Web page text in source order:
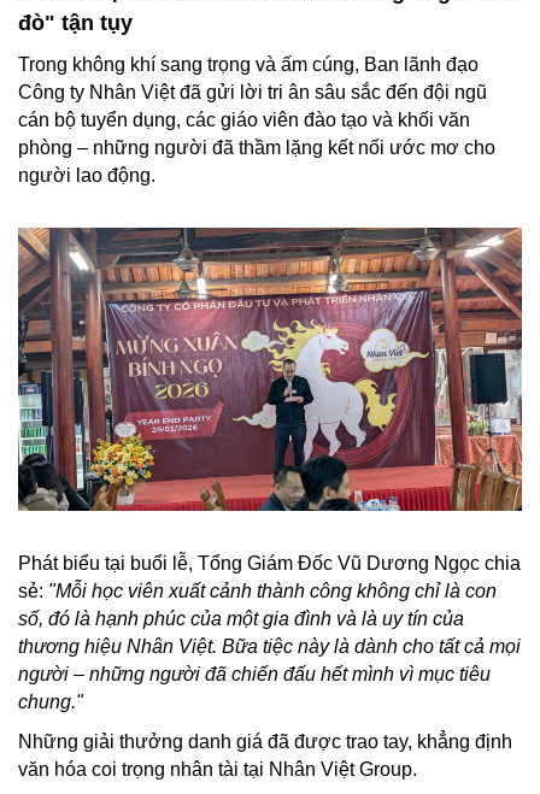
đò" tận tụy
Trong không khí sang trọng và ấm cúng, Ban lãnh đạo
Công ty Nhân Việt đã gửi lời tri ân sâu sắc đến đội ngũ
cán bộ tuyển dụng, các giáo viên đào tạo và khối văn
phòng – những người đã thầm lặng kết nối ước mơ cho
người lao động.
Phát biểu tại buổi lễ, Tổng Giám Đốc Vũ Dương Ngọc chia
sẻ: "Mỗi học viên xuất cảnh thành công không chỉ là con
số, đó là hạnh phúc của một gia đình và là uy tín của
thương hiệu Nhân Việt. Bữa tiệc này là dành cho tất cả mọi
người – những người đã chiến đấu hết mình vì mục tiêu
chung."
Những giải thưởng danh giá đã được trao tay, khẳng định
văn hóa coi trọng nhân tài tại Nhân Việt Group.